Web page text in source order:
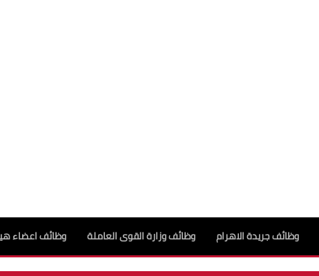
وظائف جريدة الاهرام وظائف وزارة القوى العاملة وظائف اعضاء